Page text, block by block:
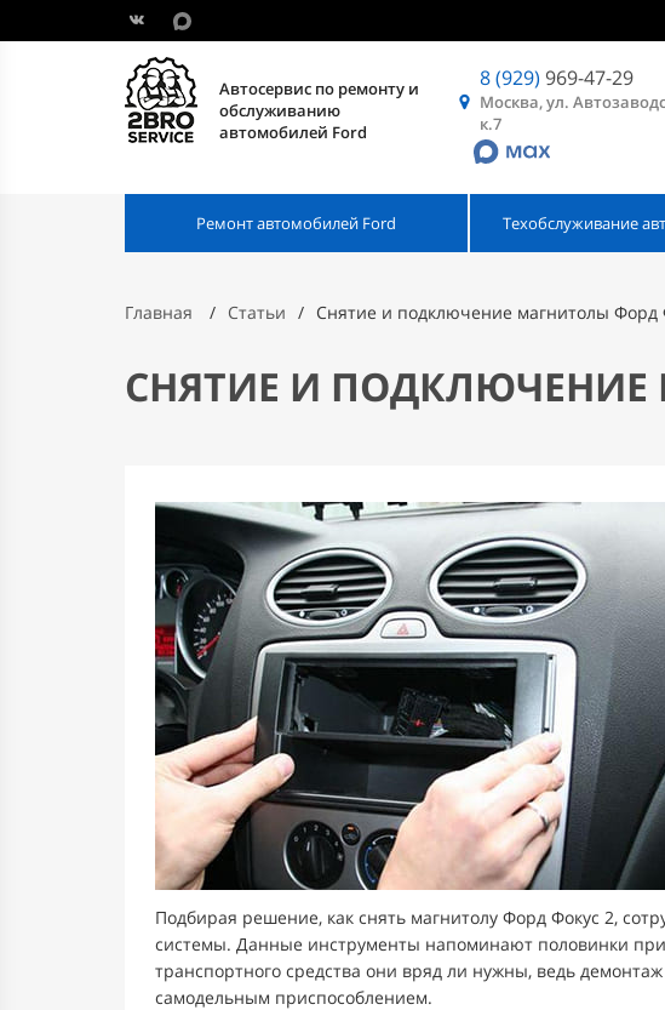
Автосервис по ремонту и
обслуживанию
автомобилей Ford
8 (929) 969-47-29
Москва, ул.
к.7
Ремонт автомобилей Ford Техобслуживание
Главная Статьи Снятие и подключение магнитолы Форд
СНЯТИЕ И
Подбирая решение, как снять магнитолу Форд Фокус 2,
системы. Данные инструменты напоминают половинки
транспортного средства они вряд ли нужны, ведь
самодельным приспособлением.